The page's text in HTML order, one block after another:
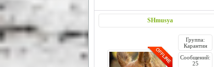
SHmusya
Группа:
Карантин
Сообщений:
25